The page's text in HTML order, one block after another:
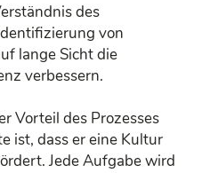
des
von
lange Sicht die
verbessern.
Vorteil des Prozesses
ist, dass er eine Kultur
Jede Aufgabe wird